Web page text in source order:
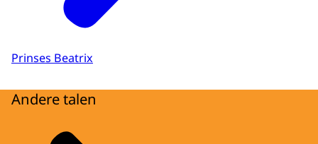
Prinses Beatrix
Andere talen